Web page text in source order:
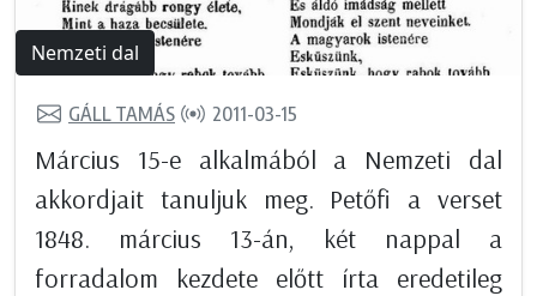
Nemzeti dal
GÁLL TAMÁS 2011-03-15
Március 15-e alkalmából a Nemzeti dal
akkordjait tanuljuk meg. Petőfi a verset
1848. március 13-án, két nappal a
forradalom kezdete előtt írta eredetileg